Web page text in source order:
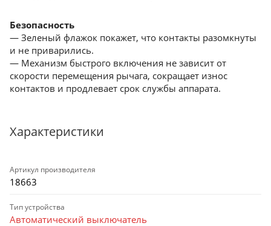
Безопасность
— Зеленый флажок покажет, что контакты разомкнуты
и не приварились.
— Механизм быстрого включения не зависит от
скорости перемещения рычага, сокращает износ
контактов и продлевает срок службы аппарата.
Характеристики
Артикул производителя
18663
Тип устройства
Автоматический выключатель